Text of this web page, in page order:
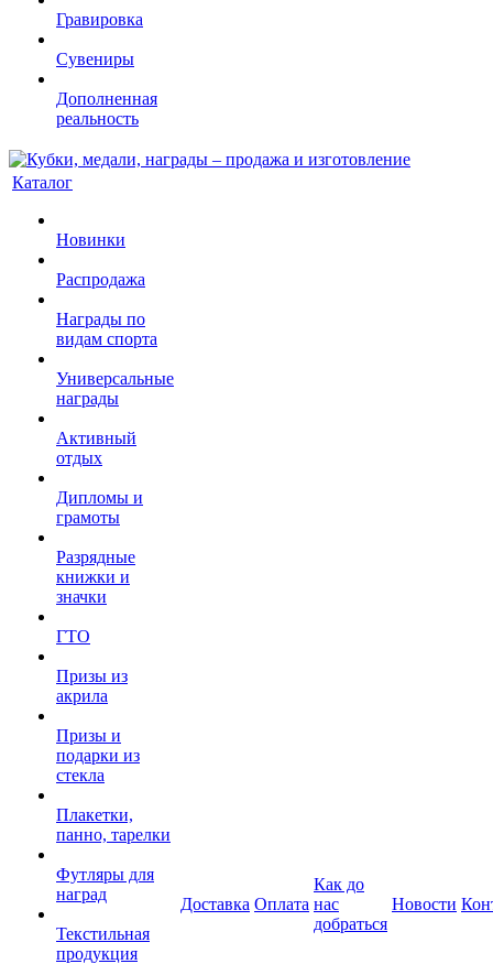
Гравировка
Сувениры
Дополненная
реальность
Каталог
Новинки
Распродажа
Награды по
видам спорта
Универсальные
награды
Активный
отдых
Дипломы и
грамоты
Разрядные
книжки и
значки
ГТО
Призы из
акрила
Призы и
подарки из
стекла
Плакетки,
панно, тарелки
Футляры для
наград
Текстильная
продукция
Доставка Оплата
Как до
нас
добраться
Новости